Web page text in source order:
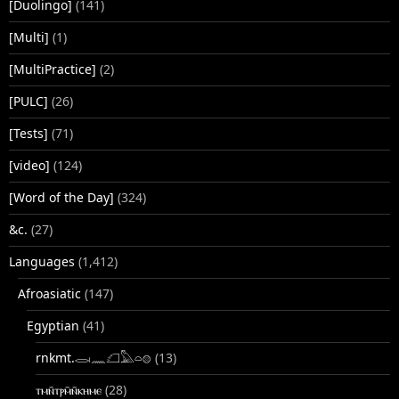
[Duolingo] (141)
[Multi] (1)
[MultiPractice] (2)
[PULC] (26)
[Tests] (71)
[video] (124)
[Word of the Day] (324)
&c. (27)
Languages (1,412)
Afroasiatic (147)
Egyptian (41)
rnkmt.𓂋𓏺𓈖𓆎𓅓𓏏𓊖 (13)
ⲧⲙⲛ̄ⲧⲣⲙ̄ⲛ̄ⲕⲏⲙⲉ (28)